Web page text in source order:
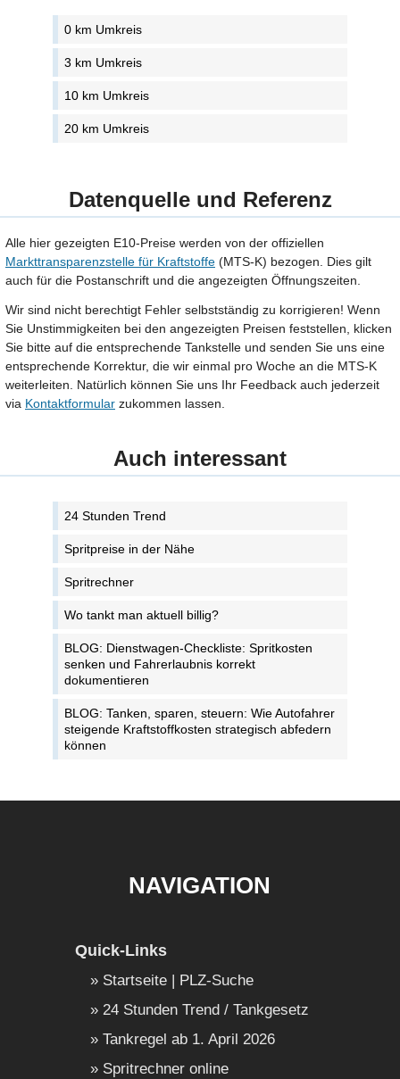
0 km Umkreis
3 km Umkreis
10 km Umkreis
20 km Umkreis
Datenquelle und Referenz
Alle hier gezeigten E10-Preise werden von der offiziellen
Markttransparenzstelle für Kraftstoffe (MTS-K) bezogen. Dies gilt
auch für die Postanschrift und die angezeigten Öffnungszeiten.
Wir sind nicht berechtigt Fehler selbstständig zu korrigieren! Wenn
Sie Unstimmigkeiten bei den angezeigten Preisen feststellen, klicken
Sie bitte auf die entsprechende Tankstelle und senden Sie uns eine
entsprechende Korrektur, die wir einmal pro Woche an die MTS-K
weiterleiten. Natürlich können Sie uns Ihr Feedback auch jederzeit
via Kontaktformular zukommen lassen.
Auch interessant
24 Stunden Trend
Spritpreise in der Nähe
Spritrechner
Wo tankt man aktuell billig?
BLOG: Dienstwagen-Checkliste: Spritkosten
senken und Fahrerlaubnis korrekt
dokumentieren
BLOG: Tanken, sparen, steuern: Wie Autofahrer
steigende Kraftstoffkosten strategisch abfedern
können
NAVIGATION
Quick-Links
Startseite | PLZ-Suche
24 Stunden Trend / Tankgesetz
Tankregel ab 1. April 2026
Spritrechner online